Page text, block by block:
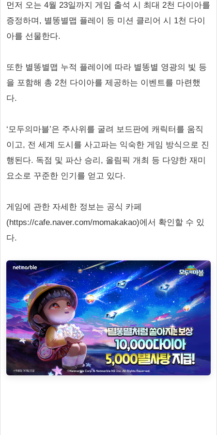
먼저 오는 4월 23일까지 게임 출석 시 최대 2천 다이아를
증정하며, 별똥별맵 플레이 등 미션 클리어 시 1천 다이
아를 선물한다.
또한 별똥별맵 누적 플레이에 따라 별똥별 영광의 빛 등
을 포함해 총 2천 다이아를 제공하는 이벤트를 마련했
다.
‘모두의마블’은 주사위를 굴려 보드판에 캐릭터를 움직
이고, 전 세계 도시를 사고파는 익숙한 게임 방식으로 진
행된다. 독점 및 파산 승리, 올림픽 개최 등 다양한 재미
요소로 꾸준한 인기를 얻고 있다.
게임에 관한 자세한 정보는 공식 카페
(https://cafe.naver.com/momakakao)에서 확인할 수 있
다.